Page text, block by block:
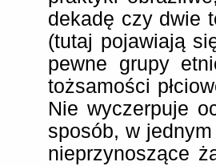
dekadę czy dwie
(tutaj pojawiają
pewne grupy
tożsamości
Nie wyczerpuje
sposób, w
nieprzynoszące